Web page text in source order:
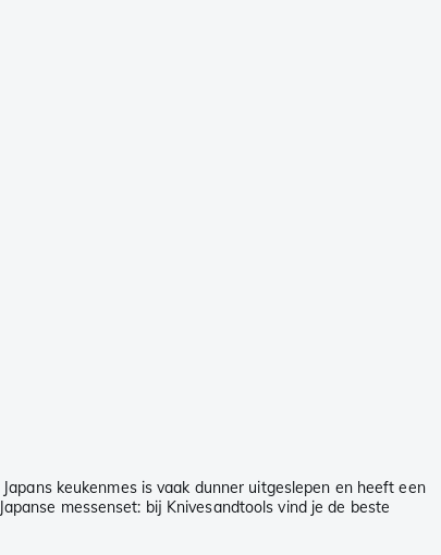
keukenmes is vaak dunner uitgeslepen en heeft een
messenset: bij Knivesandtools vind je de beste